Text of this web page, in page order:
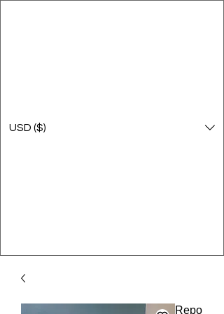
USD ($)
Repo